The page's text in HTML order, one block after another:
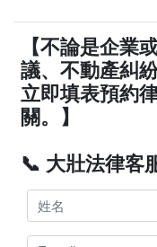
【不論是企業
議、不動產糾
立即填表預約
關。】
📞 大壯法律客